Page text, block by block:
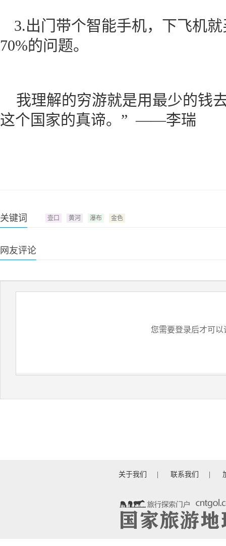
3.出门带个智能手机，下飞机
70%的问题。
我理解的穷游就是用最少的钱
这个国家的真谛。” ——李瑞
关键词 壶口 黄河 瀑布 金色
网友评论
您需要登录后才可以
关于我们 联系我们